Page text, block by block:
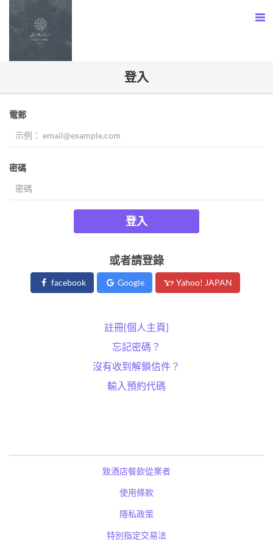
登入
電郵
密碼
登入
或者請登錄
facebook Google Yahoo! JAPAN
註冊[個人主頁]
忘記密碼？
沒有收到解鎖信件？
輸入預約代碼
致酒店餐飲從業者
使用條款
隱私政策
特別指定交易法